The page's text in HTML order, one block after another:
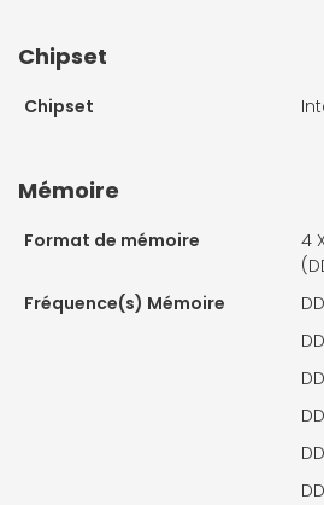
Chipset
Chipset
Mémoire
Format de mémoire 4
Fréquence(s) Mémoire